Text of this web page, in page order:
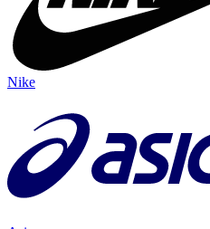
Nike